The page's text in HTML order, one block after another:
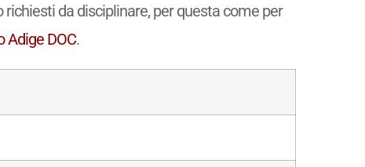
da disciplinare, per questa come per
Adige DOC.